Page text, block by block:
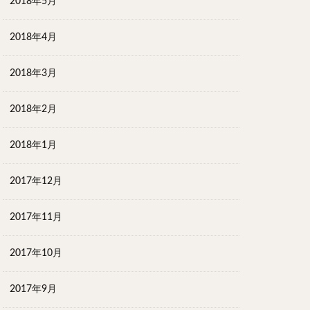
2018年4月
2018年3月
2018年2月
2018年1月
2017年12月
2017年11月
2017年10月
2017年9月